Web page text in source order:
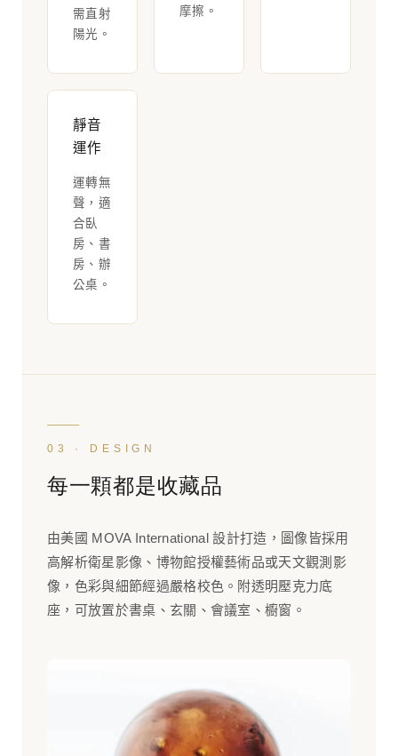
需直射
陽光。
摩擦。
靜音
運作
運轉無
聲，適
合臥
房、書
房、辦
公桌。
03 · DESIGN
每一顆都是收藏品
由美國 MOVA International 設計打造，圖像皆採用
高解析衛星影像、博物館授權藝術品或天文觀測影
像，色彩與細節經過嚴格校色。附透明壓克力底
座，可放置於書桌、玄關、會議室、櫥窗。